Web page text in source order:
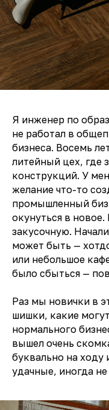
Я инженер по
не работал в
бизнеса. Восемь
литейный цех, где
конструкций. У
желание что-то
промышленный
окунуться в
закусочную.
может быть —
или небольшое
было сбыться —
Раз мы новички в
шишки, какие
нормального
вышел очень
буквально на ходу
удачные, иногда не